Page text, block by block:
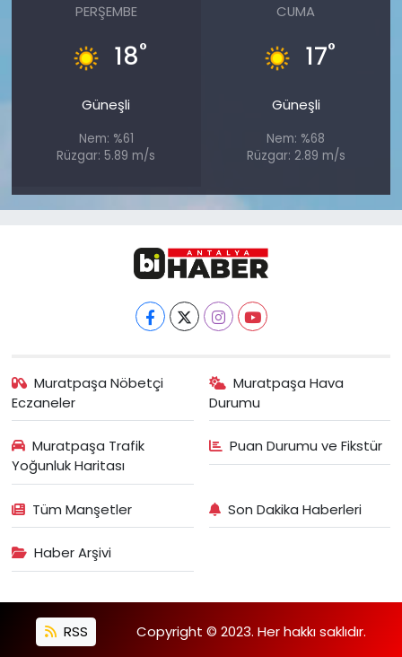
PERŞEMBE
18°
Güneşli
Nem: %61
Rüzgar: 5.89 m/s
CUMA
17°
Güneşli
Nem: %68
Rüzgar: 2.89 m/s
Muratpaşa Nöbetçi
Eczaneler
Muratpaşa Hava
Durumu
Muratpaşa Trafik
Yoğunluk Haritası
Puan Durumu ve Fikstür
Tüm Manşetler Son Dakika Haberleri
Haber Arşivi
RSS Copyright © 2023. Her hakkı saklıdır.